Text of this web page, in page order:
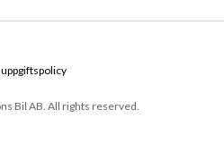
Bil AB. All rights reserved.